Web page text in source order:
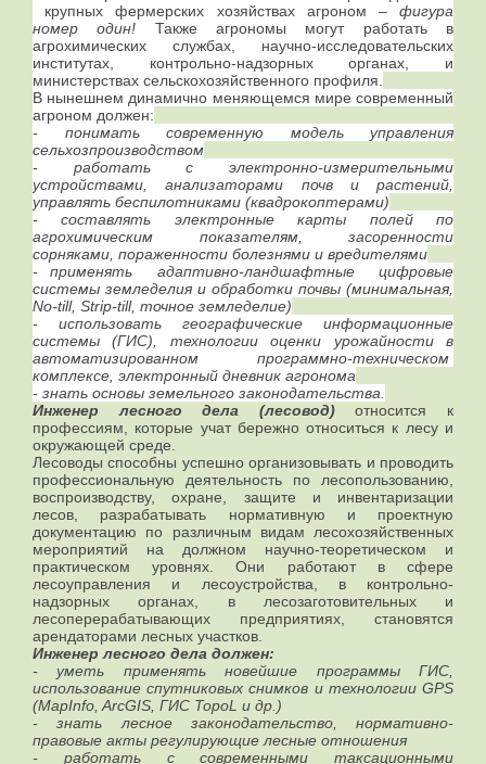
крупных фермерских хозяйствах агроном – фигура
номер один! Также агрономы могут работать в
агрохимических службах, научно-исследовательских
институтах, контрольно-надзорных органах, и
министерствах сельскохозяйственного профиля.
В нынешнем динамично меняющемся мире современный
агроном должен:
- понимать современную модель управления
сельхозпроизводством
- работать с электронно-измерительными
устройствами, анализаторами почв и растений,
управлять беспилотниками (квадрокоптерами)
-
составлять электронные карты полей по
агрохимическим показателям, засоренности
сорняками, пораженности болезнями и вредителями
- применять адаптивно-ландшафтные цифровые
системы земледелия и обработки почвы (минимальная,
No-till, Strip-till, точное земледелие)
- использовать географические информационные
системы (ГИС), технологии оценки урожайности в
автоматизированном программно-техническом
комплексе, электронный дневник агронома
- знать основы земельного законодательства.
Инженер лесного дела (лесовод)относится к
профессиям, которые учат бережно относиться к лесу и
окружающей среде.
Лесоводы способны успешно организовывать и проводить
профессиональную деятельность по лесопользованию,
воспроизводству, охране, защите и инвентаризации
лесов, разрабатывать нормативную и проектную
документацию по различным видам лесохозяйственных
мероприятий на должном научно-теоретическом и
практическом уровнях. Они работают в сфере
лесоуправления и лесоустройства, в контрольно-
надзорных органах, в лесозаготовительных и
лесоперерабатывающих предприятиях, становятся
арендаторами лесных участков.
Инженер лесного дела должен:
- уметь применять новейшие программы ГИС,
использование спутниковых снимков и технологии GPS
(MapInfo, ArcGIS, ГИС TopoL и др.)
- знать лесное законодательство, нормативно-
правовые акты регулирующие лесные отношения
- работать с современными таксационными